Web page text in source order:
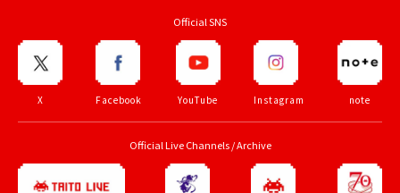
Official SNS
X Facebook YouTube Instagram note
Official Live Channels / Archive